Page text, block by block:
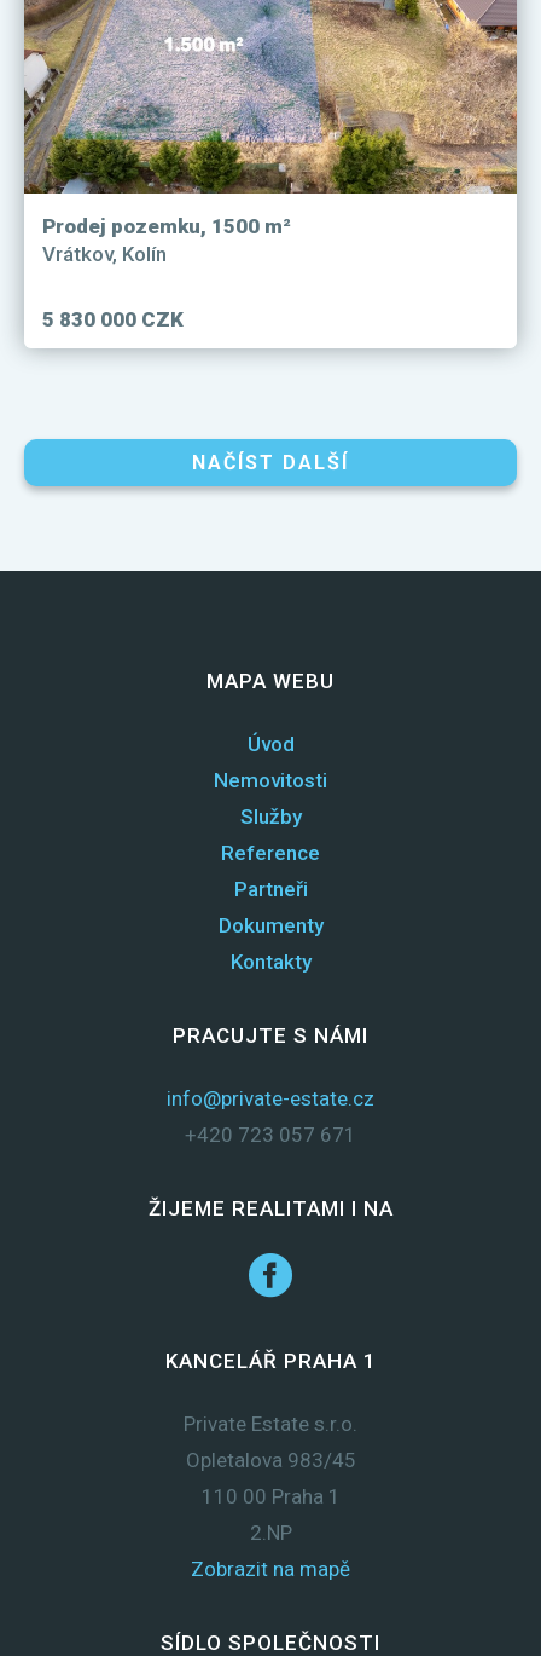
Prodej pozemku, 1500 m²
Vrátkov, Kolín
5 830 000 CZK
NAČÍST DALŠÍ
MAPA WEBU
Úvod
Nemovitosti
Služby
Reference
Partneři
Dokumenty
Kontakty
PRACUJTE S NÁMI
info@private-estate.cz
+420 723 057 671
ŽIJEME REALITAMI I NA
KANCELÁŘ PRAHA 1
Private Estate s.r.o.
Opletalova 983/45
110 00 Praha 1
2.NP
Zobrazit na mapě
SÍDLO SPOLEČNOSTI